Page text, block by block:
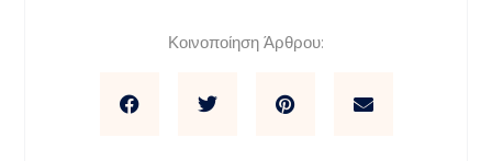
Κοινοποίηση Άρθρου: